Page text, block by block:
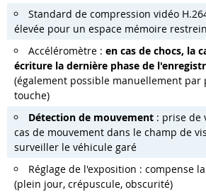
Standard de compression vidéo
élevée pour un espace mémoire
Accéléromètre : en cas de chocs, la
écriture la dernière phase de
(également possible manuellement par
touche)
Détection de mouvement : prise de
cas de mouvement dans le champ de
surveiller le véhicule garé
Réglage de l'exposition : compense
(plein jour, crépuscule, obscurité)